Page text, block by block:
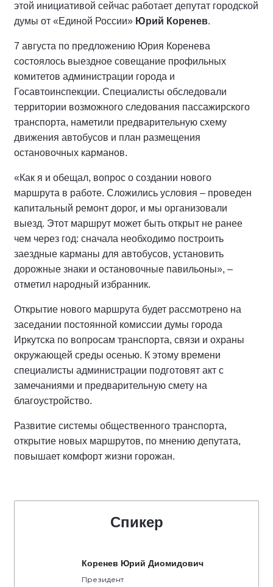
этой инициативой сейчас работает депутат городской
думы от «Единой России» Юрий Коренев.
7 августа по предложению Юрия Коренева
состоялось выездное совещание профильных
комитетов администрации города и
Госавтоинспекции. Специалисты обследовали
территории возможного следования пассажирского
транспорта, наметили предварительную схему
движения автобусов и план размещения
остановочных карманов.
«Как я и обещал, вопрос о создании нового
маршрута в работе. Сложились условия – проведен
капитальный ремонт дорог, и мы организовали
выезд. Этот маршрут может быть открыт не ранее
чем через год: сначала необходимо построить
заездные карманы для автобусов, установить
дорожные знаки и остановочные павильоны», –
отметил народный избранник.
Открытие нового маршрута будет рассмотрено на
заседании постоянной комиссии думы города
Иркутска по вопросам транспорта, связи и охраны
окружающей среды осенью. К этому времени
специалисты администрации подготовят акт с
замечаниями и предварительную смету на
благоустройство.
Развитие системы общественного транспорта,
открытие новых маршрутов, по мнению депутата,
повышает комфорт жизни горожан.
Спикер
Коренев Юрий Диомидович
Президент